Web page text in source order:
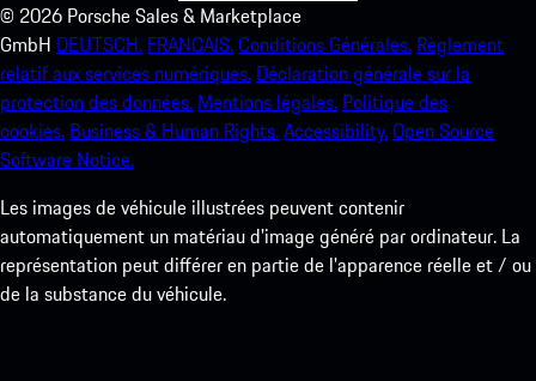
© 2026 Porsche Sales & Marketplace
GmbH DEUTSCH. FRANCAIS.Conditions Générales. Règlement
relatif aux services numériques. Déclaration générale sur la
protection des données. Mentions légales. Politique des
cookies. Business & Human Rights.Accessibility.Open Source
Software Notice.
Les images de véhicule illustrées peuvent contenir
automatiquement un matériau d'image généré par ordinateur. La
représentation peut différer en partie de l'apparence réelle et / ou
de la substance du véhicule.